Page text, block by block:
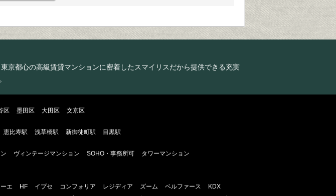
京都心の高級賃貸マンションに密着したスマイリスだから提供できる充実
区 墨田区 大田区 文京区
恵比寿駅 浅草橋駅 新御徒町駅 目黒駅
ヴィンテージマンション SOHO・事務所可
タワーマンション
ーエ HF イプセ コンフォリア レジディア ズーム ベルファース
KDX